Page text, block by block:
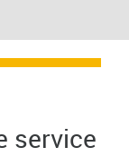
service